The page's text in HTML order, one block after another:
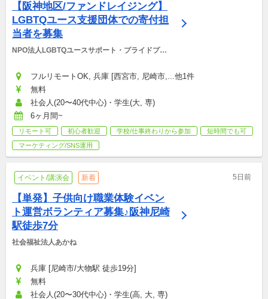
【阪神地区/ファンドレイジング】
LGBTQユース支援団体での寄付担
当者を募集
NPO法人LGBTQユースサポート・プライドプロ
フルリモートOK, 兵庫 [西宮市, 尼崎市,...他1件
無料
社会人(20〜40代中心)・学生(大, 専)
6ヶ月間~
リモート可 初心者歓迎 学校/仕事終わりから参加
短時間でも可
マーケティング/SNS運用
イベント/講演会 新着 5日前
【単発】子供向け職業体験イベン
ト運営ボランティア募集♪阪神尼崎
駅徒歩7分
社会福祉法人あかね
兵庫 [尼崎市/大物駅 徒歩19分]
無料
社会人(20〜30代中心)・学生(高, 大, 専)